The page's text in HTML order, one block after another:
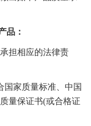
品：
担相应的法律责
家质量标准、中国
量保证书(或合格证